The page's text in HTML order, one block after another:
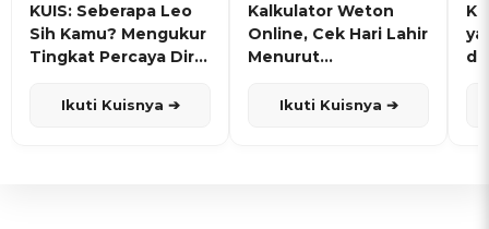
KUIS: Seberapa Leo
Sih Kamu? Mengukur
Tingkat Percaya Diri
Ikuti Kuisnya ➔
Kalkulator Weton
Online, Cek Hari Lahir
Menurut
Ikuti Kuisnya ➔